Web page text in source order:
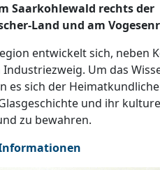
Saarkohlewald rechts der
Land und am
entwickelt sich, neben
Um das
es sich der
und ihr
zu bewahren.